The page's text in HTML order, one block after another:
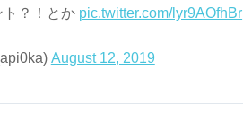
ト？！とか pic.twitter.com/lyr9AOfhBr
August 12, 2019